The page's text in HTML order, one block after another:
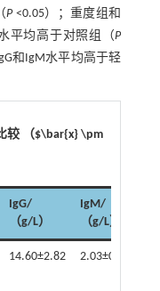
P<0.05）；重度组和
平均高于对照组（P
和IgM水平均高于轻
较 （$\bar{x} \pm
IgG/
（g/L）
IgM/
（g/L）
14.60±2.82 2.03±0.39